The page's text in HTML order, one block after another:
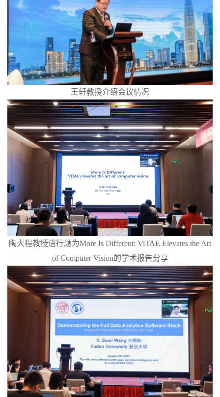
王轩教授介绍会议情况
陶大程教授进行题为More Is Different: ViTAE Elevates the Art
of Computer Vision的学术报告分享